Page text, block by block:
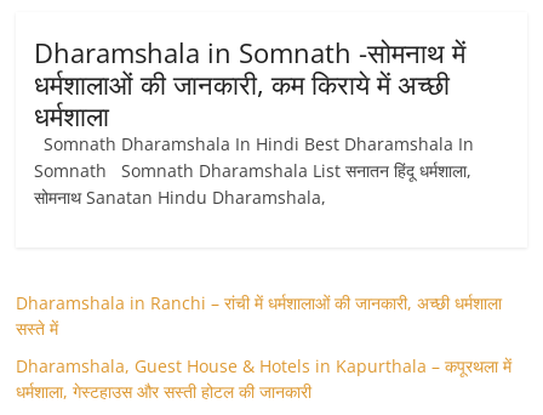
Dharamshala in Somnath -सोमनाथ में
धर्मशालाओं की जानकारी, कम किराये में अच्छी
धर्मशाला
Somnath Dharamshala In Hindi Best Dharamshala In
Somnath Somnath Dharamshala List सनातन हिंदू धर्मशाला,
सोमनाथ Sanatan Hindu Dharamshala,
Dharamshala in Ranchi – रांची में धर्मशालाओं की जानकारी, अच्छी धर्मशाला
सस्ते में
Dharamshala, Guest House & Hotels in Kapurthala – कपूरथला में
धर्मशाला, गेस्टहाउस और सस्ती होटल की जानकारी